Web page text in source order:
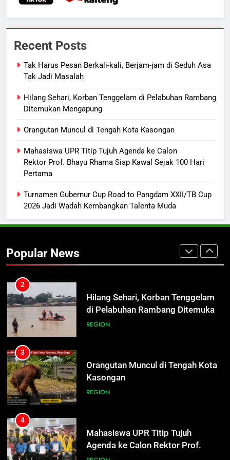
Recent Posts
Tak Harus Pesan Berkali-kali, Berjam-jam di Seduh Asa
Tak Jadi Masalah
Hilang Sehari, Korban Tenggelam di Pelabuhan Rambang
Ditemukan Mengapung
Orangutan Muncul di Tengah Kota Kasongan
Mahasiswa UPR Titip Tujuh Agenda ke Calon
Rektor Prof. Bhayu Rhama Siap Kawal Sejak 100 Hari
Pertama
Turnamen Gubernur Cup Road to Pangdam XXII/TB Cup
2026 Jadi Wadah Kembangkan Talenta Muda
Popular News
Insiden Konsumen di SPBU
Pertamina Pastikan Pelayanan
Tetap Jalan
Sistem Listrik Kalselteng Masih
Siaga, PLN Batasi Pasokan Selama
1
Tak Harus Pesan Berkali-kali,
Hilang Sehari, Korban Tenggelam
di Pelabuhan Rambang Ditemukan
3
Orangutan Muncul di Tengah Kota
Kasongan
REGION
4
Mahasiswa UPR Titip Tujuh
Agenda ke Calon Rektor Prof.
Bhayu Rhama Siap Kawal Sejak
REGION
5
Turnamen Gubernur Cup Road to
Pangdam XXII/TB Cup 2026 Jadi
Wadah Kembangkan Talenta Muda